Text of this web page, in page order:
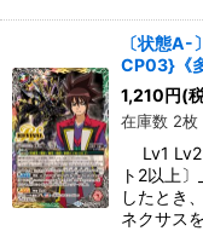
〔状態
CP03}《
1,210 円(
在庫数 2枚
Lv1 Lv2
ト2以上
したとき
ネクサス